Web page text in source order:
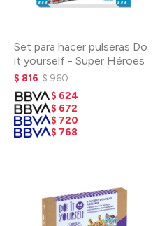
Set para hacer pulseras Do
it yourself - Super Héroes
$ 816 $960
$ 624
$ 672
$ 720
$ 768